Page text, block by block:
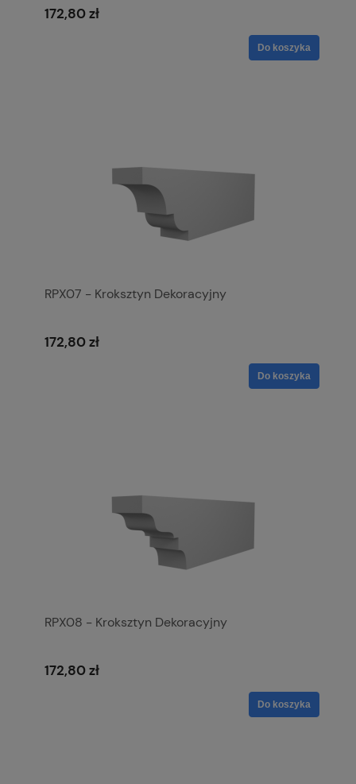
172,80 zł
Do koszyka
RPX07 - Kroksztyn Dekoracyjny
172,80 zł
Do koszyka
RPX08 - Kroksztyn Dekoracyjny
172,80 zł
Do koszyka